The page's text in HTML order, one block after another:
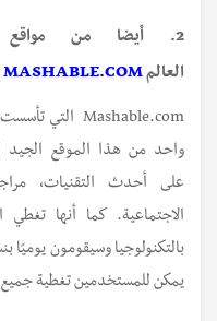
2. أيضا من مواقع
العالمMASHABLE.COM
على أحدث التقنيات،
الاجتماعية. كما أنها
بالتكنولوجيا وسيقومون
يمكن للمستخدمين تغطية جميع